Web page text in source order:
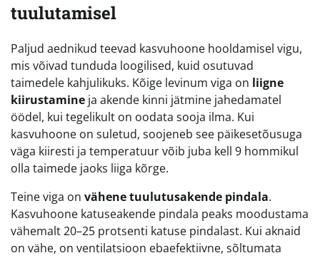
tuulutamisel
Paljud aednikud teevad kasvuhoone hooldamisel vigu,
mis võivad tunduda loogilised, kuid osutuvad
taimedele kahjulikuks. Kõige levinum viga on liigne
kiirustamine ja akende kinni jätmine jahedamatel
öödel, kui tegelikult on oodata sooja ilma. Kui
kasvuhoone on suletud, soojeneb see päikesetõusuga
väga kiiresti ja temperatuur võib juba kell 9 hommikul
olla taimede jaoks liiga kõrge.
Teine viga on vähene tuulutusakende pindala.
Kasvuhoone katuseakende pindala peaks moodustama
vähemalt 20–25 protsenti katuse pindalast. Kui aknaid
on vähe, on ventilatsioon ebaefektiivne, sõltumata